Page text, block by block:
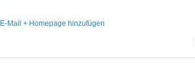
E-Mail + Homepage hinzufügen